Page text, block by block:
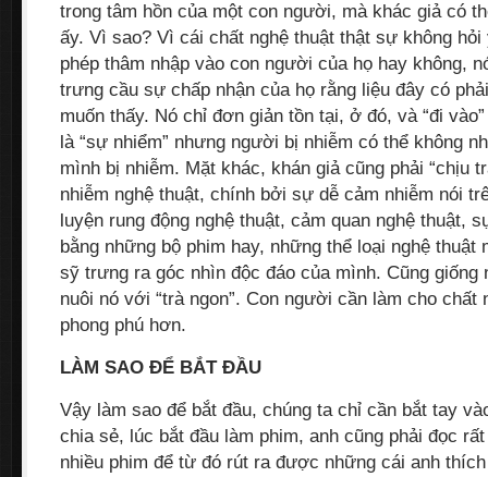
trong tâm hồn của một con người, mà khác giả có
ấy. Vì sao? Vì cái chất nghệ thuật thật sự không
phép thâm nhập vào con người của họ hay không,
trưng cầu sự chấp nhận của họ rằng liệu đây có
muốn thấy. Nó chỉ đơn giản tồn tại, ở đó, và “đi
là “sự nhiểm” nhưng người bị nhiễm có thể không
mình bị nhiễm. Mặt khác, khán giả cũng phải “chịu
nhiễm nghệ thuật, chính bởi sự dễ cảm nhiễm nói
luyện rung động nghệ thuật, cảm quan nghệ thuật,
bằng những bộ phim hay, những thể loại nghệ thuật
sỹ trưng ra góc nhìn độc đáo của mình. Cũng giống
nuôi nó với “trà ngon”. Con người cần làm cho chất
phong phú hơn.
LÀM SAO ĐỂ BẮT ĐẦU
Vậy làm sao để bắt đầu, chúng ta chỉ cần bắt tay
chia sẻ, lúc bắt đầu làm phim, anh cũng phải đọc
nhiều phim để từ đó rút ra được những cái anh